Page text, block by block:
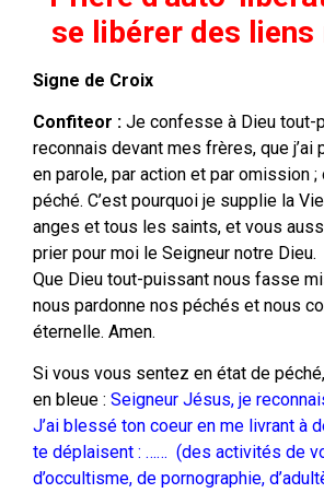
se libérer des liens
Signe de Croix
Confiteor : Je confesse à Dieu tout-
reconnais devant mes frères, que j’ai
en parole, par action et par omission ;
péché. C’est pourquoi je supplie la
anges et tous les saints, et vous
prier pour moi le Seigneur notre Dieu.
Que Dieu tout-puissant nous fasse
nous pardonne nos péchés et nous
éternelle. Amen.
Si vous vous sentez en état de
en bleue : Seigneur Jésus, je
J’ai blessé ton coeur en me livrant à
te déplaisent : …… (des activités de
d’occultisme, de pornographie,